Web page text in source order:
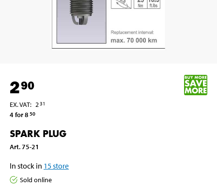
290
EX. VAT: 231
4 for 8 50
SPARK PLUG
Art.75-21
In stock in 15store
Sold online